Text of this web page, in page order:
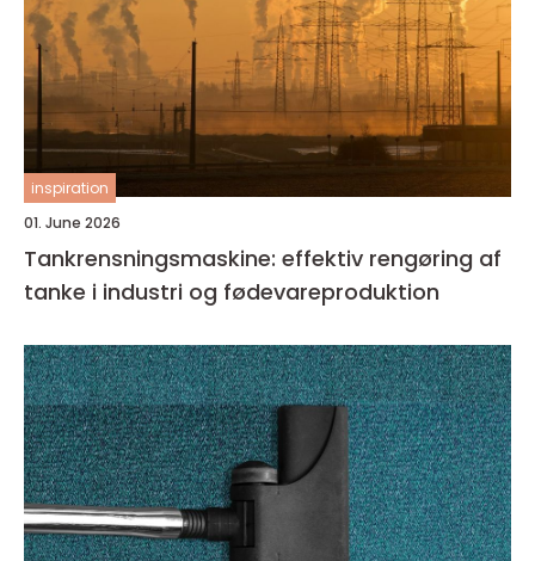
inspiration
01. June 2026
Tankrensningsmaskine: effektiv rengøring af
tanke i industri og fødevareproduktion